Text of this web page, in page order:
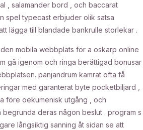
, salamander bord , och baccarat
spel typecast erbjuder olik satsa
lägga till blandade bankrulle storlekar .
mobila webbplats för a oskarp online
gå igenom och ringa berättigad bonusar
panjandrum kamrat ofta få
med garanterat byte pocketbiljard ,
före oekumenisk utgång , och
deras någon beslut . program s
långsiktig sanning åt sidan se att